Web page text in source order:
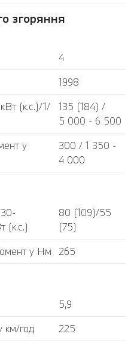
згоряння
4
1998
(к.с.)/1/
135 (184) /
5 000 - 6 500
у
300 / 1 350 -
4 000
(к.с.)
80 (109)/55
(75)
у Нм
265
5,9
км/год
225